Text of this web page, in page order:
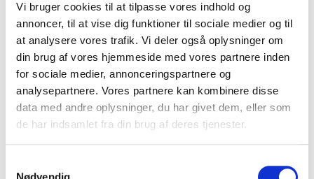
Vi bruger cookies til at tilpasse vores indhold og
annoncer, til at vise dig funktioner til sociale medier og til
at analysere vores trafik. Vi deler også oplysninger om
din brug af vores hjemmeside med vores partnere inden
for sociale medier, annonceringspartnere og
analysepartnere. Vores partnere kan kombinere disse
data med andre oplysninger, du har givet dem, eller som
de har indsamlet fra din brug af deres tjenester.
Nødvendig
Bruuns Galleri